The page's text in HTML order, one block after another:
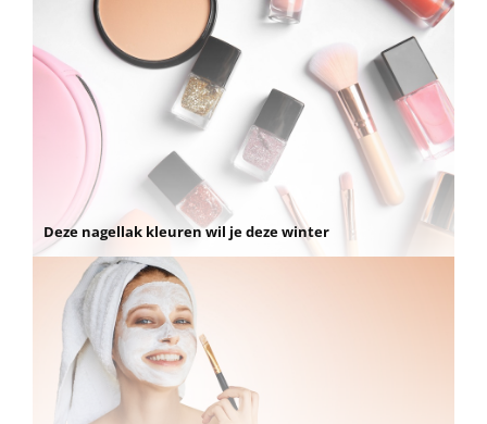
Deze nagellak kleuren wil je deze winter